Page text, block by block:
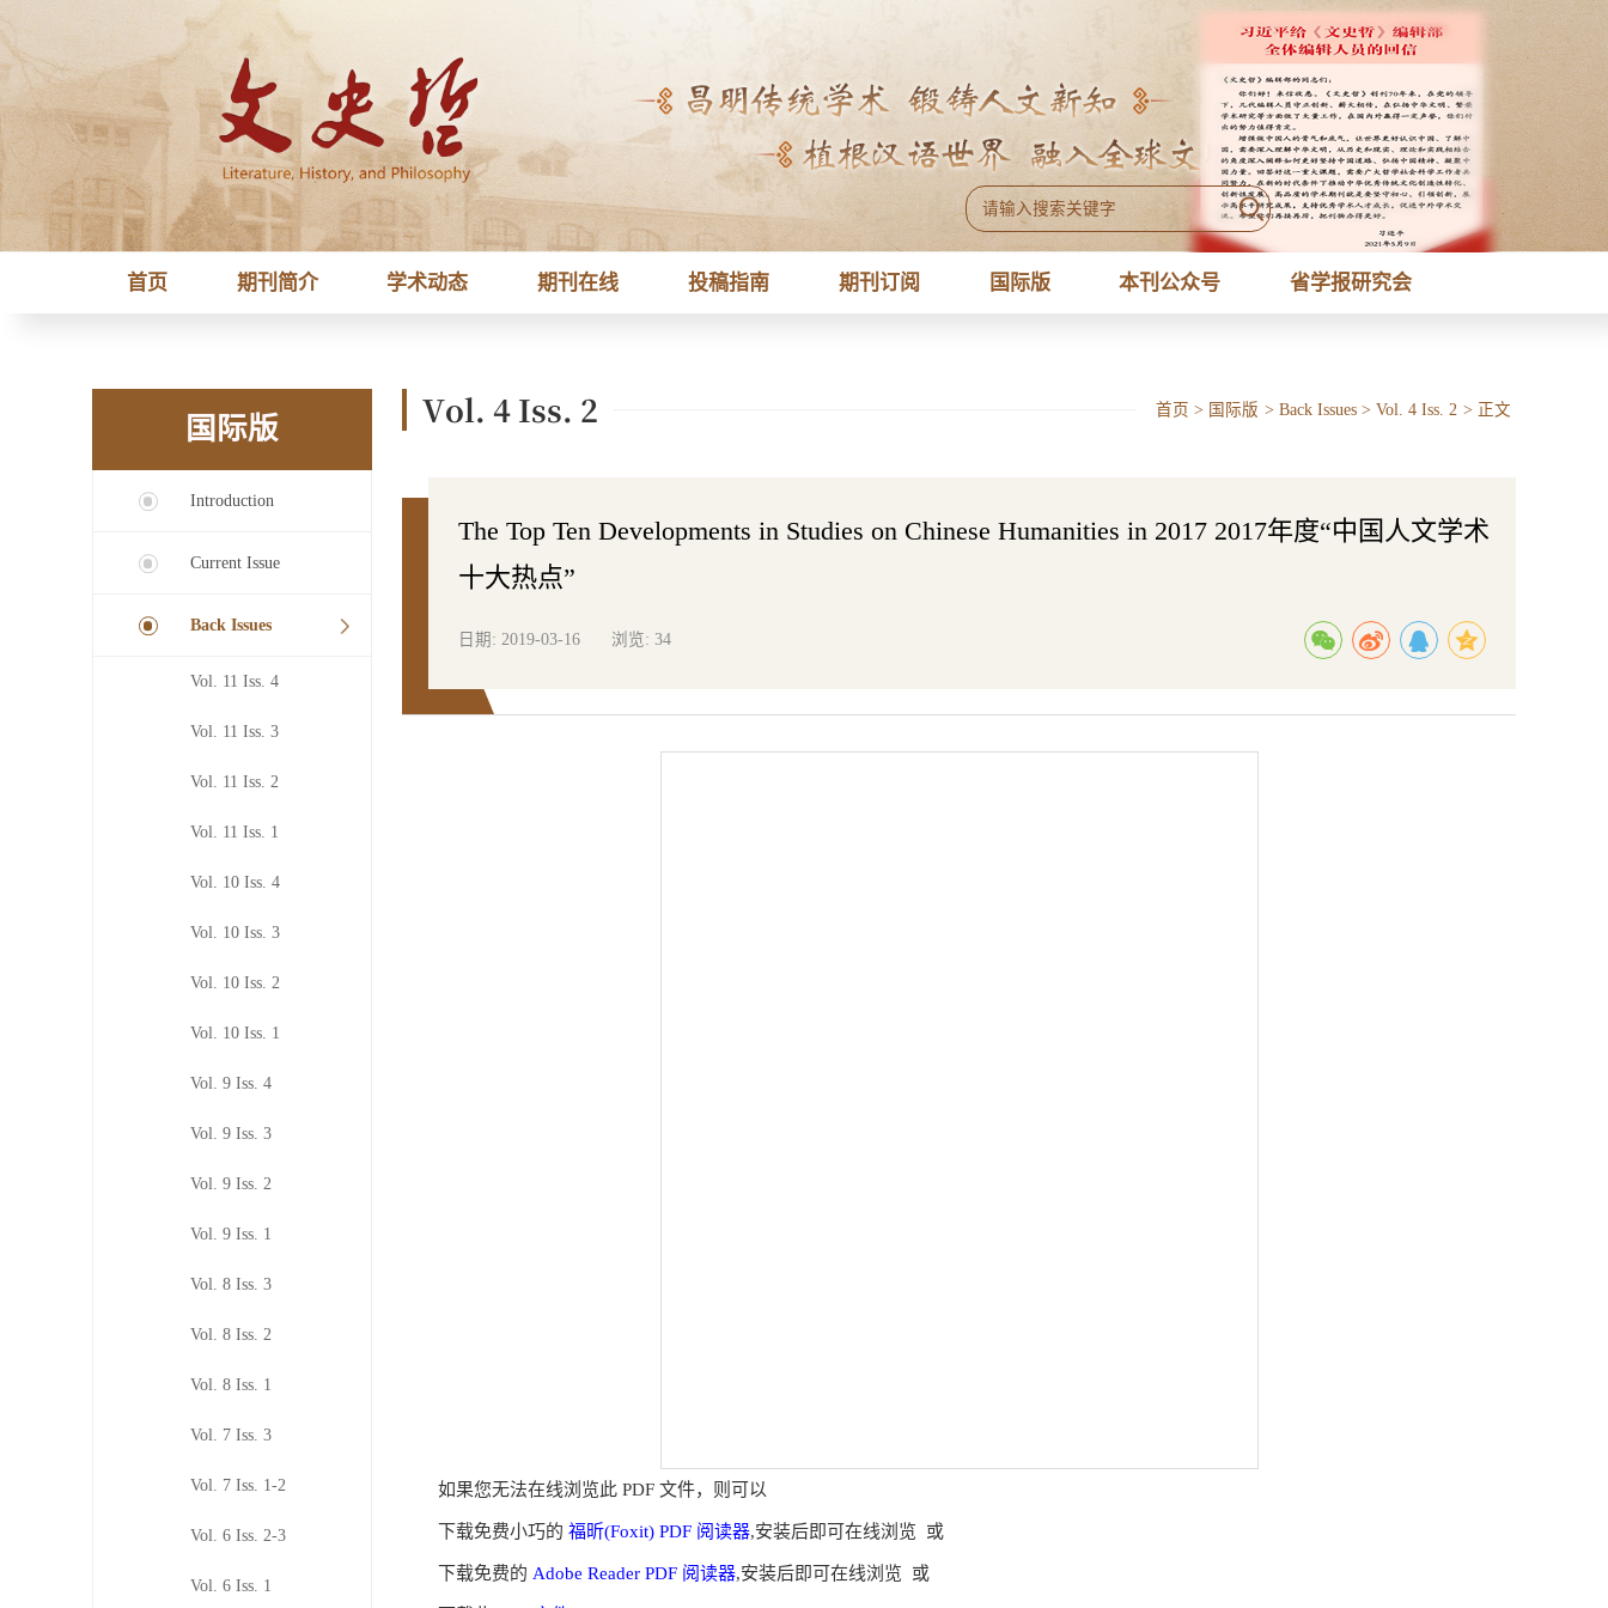
首页 期刊简介 学术动态 期刊在线 投稿指南 期刊订阅 国际版 本刊公众号 省学报研究会
国际版
Introduction
Current Issue
Back Issues
Vol. 11 Iss. 4
Vol. 11 Iss. 3
Vol. 11 Iss. 2
Vol. 11 Iss. 1
Vol. 10 Iss. 4
Vol. 10 Iss. 3
Vol. 10 Iss. 2
Vol. 10 Iss. 1
Vol. 9 Iss. 4
Vol. 9 Iss. 3
Vol. 9 Iss. 2
Vol. 9 Iss. 1
Vol. 8 Iss. 3
Vol. 8 Iss. 2
Vol. 8 Iss. 1
Vol. 7 Iss. 3
Vol. 7 Iss. 1-2
Vol. 6 Iss. 2-3
Vol. 6 Iss. 1
首页 > 国际版 > Back Issues > Vol. 4 Iss. 2 > 正文
Vol. 4 Iss. 2
The Top Ten Developments in Studies on Chinese Humanities in 2017 2017年度“中国人文学术
十大热点”
日期: 2019-03-16 浏览: 34
如果您无法在线浏览此 PDF 文件，则可以
下载免费小巧的福昕(Foxit) PDF 阅读器,安装后即可在线浏览 或
下载免费的Adobe Reader PDF 阅读器,安装后即可在线浏览 或